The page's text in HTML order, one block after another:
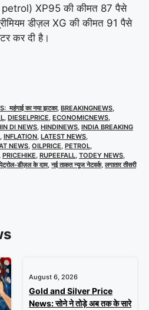
XP95 की कीमत 87 पैसे
डीज़ल XG की कीमत 91 पैसे
कर दी है।
महंगाई का नया झटका, BREAKINGNEWS,
, DIESELPRICE, ECONOMICNEWS,
DI NEWS, HINDINEWS, INDIA BREAKING
, INFLATION, LATEST NEWS,
NEWS, OILPRICE, PETROL,
, PRICEHIKE, RUPEEFALL, TODEY NEWS,
डीज़ल के दाम,नई ताकत न्यूज नेटवर्क,लगातार तीसरी
August 6, 2026
Gold and Silver Price
News: सोने ने तोड़े अब तक के सारे